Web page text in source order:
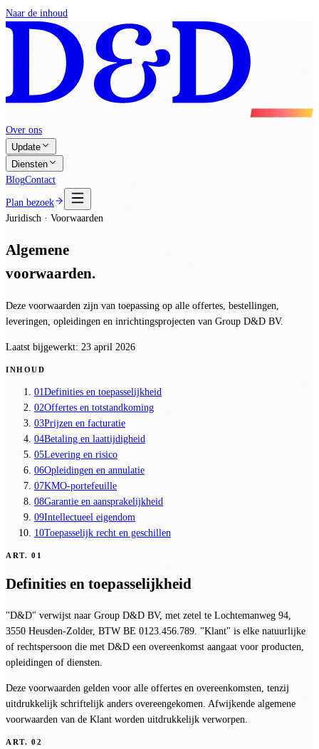
Naar de inhoud
Over ons
Update
Diensten
BlogContact
Plan bezoek
Juridisch · Voorwaarden
Algemene
voorwaarden.
Deze voorwaarden zijn van toepassing op alle offertes, bestellingen,
leveringen, opleidingen en inrichtingsprojecten van Group D&D BV.
Laatst bijgewerkt: 23 april 2026
INHOUD
01Definities en toepasselijkheid
02Offertes en totstandkoming
03Prijzen en facturatie
04Betaling en laattijdigheid
05Levering en risico
06Opleidingen en annulatie
07KMO-portefeuille
08Garantie en aansprakelijkheid
09Intellectueel eigendom
10Toepasselijk recht en geschillen
ART. 01
Definities en toepasselijkheid
"D&D" verwijst naar Group D&D BV, met zetel te Lochtemanweg 94,
3550 Heusden-Zolder, BTW BE 0123.456.789. "Klant" is elke natuurlijke
of rechtspersoon die met D&D een overeenkomst aangaat voor producten,
opleidingen of diensten.
Deze voorwaarden gelden voor alle offertes en overeenkomsten, tenzij
uitdrukkelijk schriftelijk anders overeengekomen. Afwijkende algemene
voorwaarden van de Klant worden uitdrukkelijk verworpen.
ART. 02